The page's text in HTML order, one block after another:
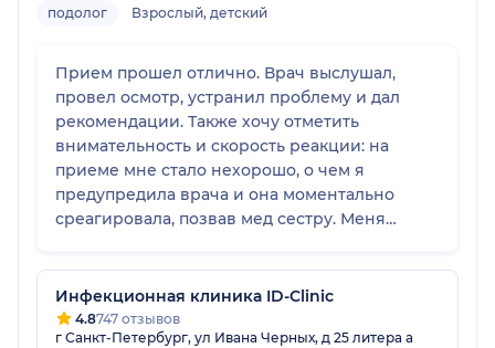
подолог Взрослый, детский
Прием прошел отлично. Врач выслушал,
провел осмотр, устранил проблему и дал
рекомендации. Также хочу отметить
внимательность и скорость реакции: на
приеме мне стало нехорошо, о чем я
предупредила врача и она моментально
среагировала, позвав мед сестру. Меня
напоили сладким чаем. Спасибо! Оставшееся
время приема проходило под еще большим
вниманием и заботой!
Инфекционная клиника ID-Clinic
4.8747 отзывов
г Санкт-Петербург, ул Ивана Черных, д 25 литера а